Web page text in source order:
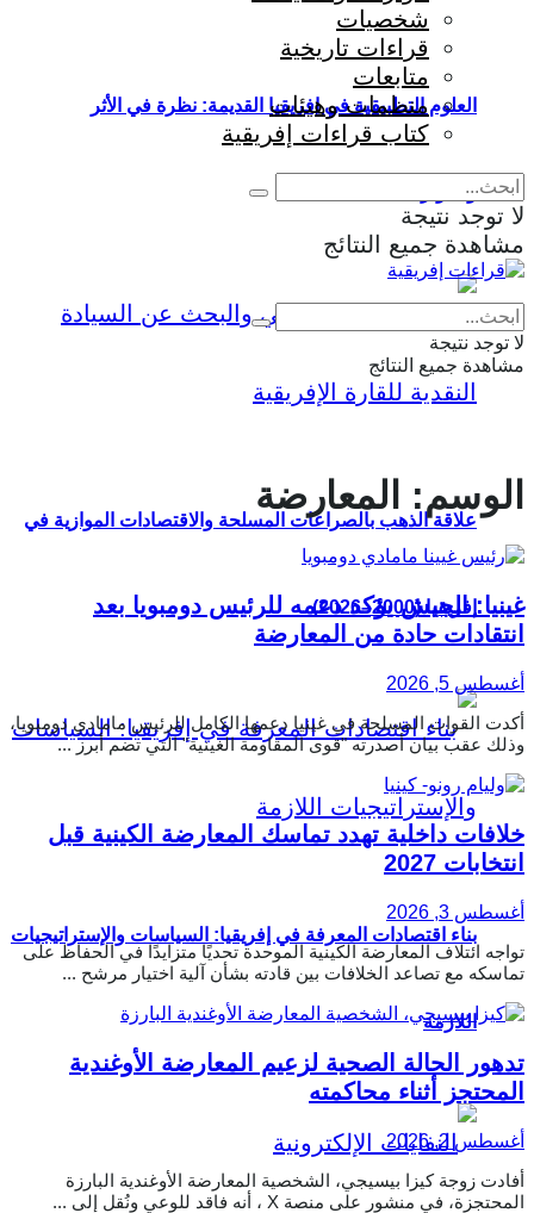
العلوم التطبيقية في إفريقيا القديمة: نظرة في الأثر
والمؤثرات
علاقة الذهب بالصراعات المسلحة والاقتصادات الموازية في
إفريقيا (2000–2026)
بناء اقتصادات المعرفة في إفريقيا: السياسات والإستراتيجيات
اللازمة
شخصيات
قراءات تاريخية
متابعات
منظمات وهيئات
كتاب قراءات إفريقية
لا توجد نتيجة
مشاهدة جميع النتائج
لا توجد نتيجة
مشاهدة جميع النتائج
الوسم: المعارضة
غينيا: الجيش يؤكد دعمه للرئيس دومبويا بعد
انتقادات حادة من المعارضة
أغسطس 5, 2026
أكدت القوات المسلحة في غينيا دعمها الكامل للرئيس مامادي دومبويا،
وذلك عقب بيان أصدرته "قوى المقاومة الغينية" التي تضم أبرز ...
خلافات داخلية تهدد تماسك المعارضة الكينية قبل
انتخابات 2027
أغسطس 3, 2026
تواجه ائتلاف المعارضة الكينية الموحدة تحديًا متزايدًا في الحفاظ على
تماسكه مع تصاعد الخلافات بين قادته بشأن آلية اختيار مرشح ...
تدهور الحالة الصحية لزعيم المعارضة الأوغندية
المحتجز أثناء محاكمته
أغسطس 2, 2026
أفادت زوجة كيزا بيسيجي، الشخصية المعارضة الأوغندية البارزة
المحتجزة، في منشور على منصة X ، أنه فاقد للوعي ونُقل إلى ...